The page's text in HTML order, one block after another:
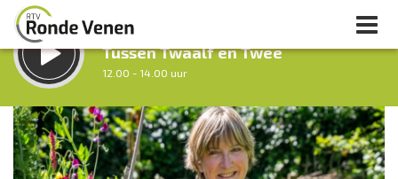
LUISTER LIVE:
Tussen Twaalf en Twee
12.00 - 14.00 uur
STRAKS:
Middag Venen
14.00 - 18.00 uur
Vorig uur
uur 1 van 0 Volgend uur